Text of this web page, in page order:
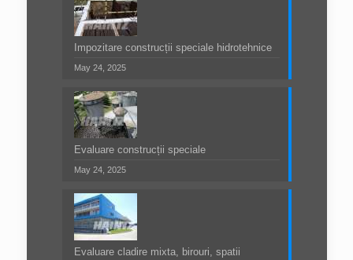
Impozitare construcții speciale hidrotehnice
May 24, 2025
Evaluare construcții speciale
May 24, 2025
Evaluare cladire mixta, birouri, spatii